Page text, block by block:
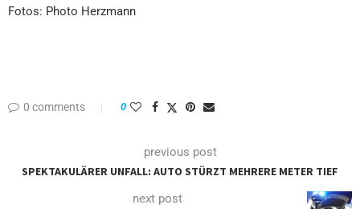
Fotos: Photo Herzmann
0 comments 0
previous post
SPEKTAKULÄRER UNFALL: AUTO STÜRZT MEHRERE METER TIEF
next post